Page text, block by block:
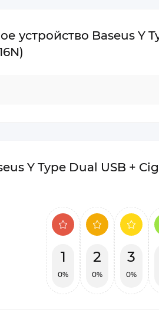
устройство Baseus Y
Y Type Dual USB +
1
0%
2
0%
3
0%